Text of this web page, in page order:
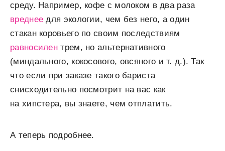
среду. Например, кофе с молоком в два раза
вреднее для экологии, чем без него, а один
стакан коровьего по своим последствиям
равносилен трем, но альтернативного
(миндального, кокосового, овсяного и т. д.). Так
что если при заказе такого бариста
снисходительно посмотрит на вас как
на хипстера, вы знаете, чем отплатить.
А теперь подробнее.